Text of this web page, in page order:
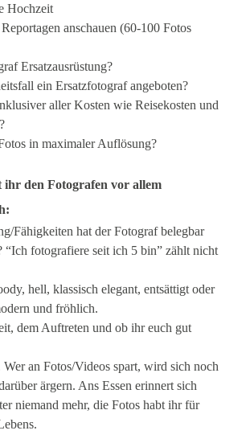
Hochzeit
anschauen (60-100 Fotos
Ersatzausrüstung?
ein Ersatzfotograf angeboten?
aller Kosten wie Reisekosten und
in maximaler Auflösung?
ihr den Fotografen vor allem
Fähigkeiten hat der Fotograf belegbar
“Ich fotografiere seit ich 5 bin” zählt nicht
hell, klassisch elegant, entsättigt oder
und fröhlich.
dem Auftreten und ob ihr euch gut
Wer an Fotos/Videos spart, wird sich noch
ärgern. Ans Essen erinnert sich
niemand mehr, die Fotos habt ihr für